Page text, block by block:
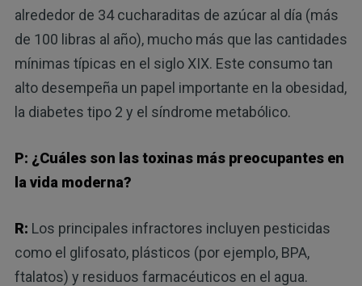
alrededor de 34 cucharaditas de azúcar al día (más
de 100 libras al año), mucho más que las cantidades
mínimas típicas en el siglo XIX. Este consumo tan
alto desempeña un papel importante en la obesidad,
la diabetes tipo 2 y el síndrome metabólico.
P: ¿Cuáles son las toxinas más preocupantes en
la vida moderna?
R: Los principales infractores incluyen pesticidas
como el glifosato, plásticos (por ejemplo, BPA,
ftalatos) y residuos farmacéuticos en el agua.